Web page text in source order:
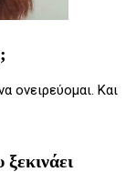
ονειρεύομαι. Και